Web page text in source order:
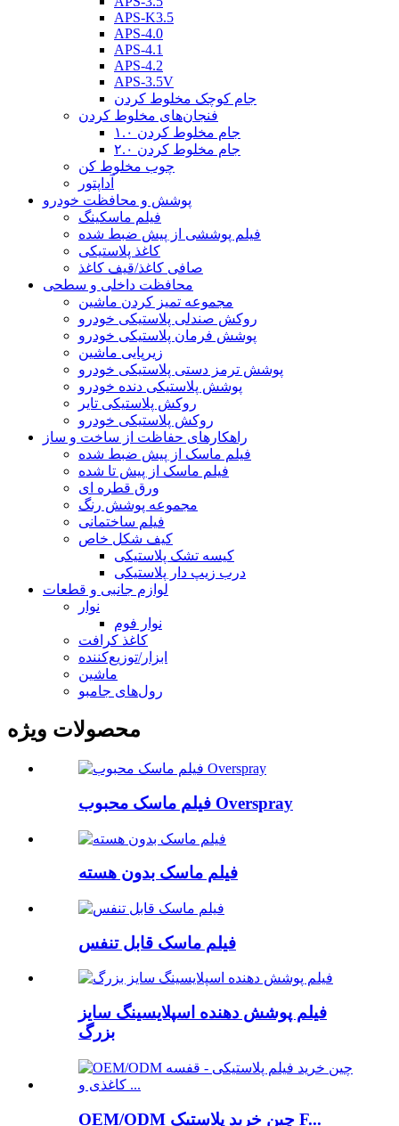
APS-K3.5
APS-4.0
APS-4.1
APS-4.2
APS-3.5V
جام کوچک مخلوط کردن
فنجان‌های مخلوط کردن
جام مخلوط کردن ۱.۰
جام مخلوط کردن ۲.۰
چوب مخلوط کن
آداپتور
پوشش و محافظت خودرو
فیلم ماسکینگ
فیلم پوششی از پیش ضبط شده
کاغذ پلاستیکی
صافی کاغذ/قیف کاغذ
محافظت داخلی و سطحی
مجموعه تمیز کردن ماشین
روکش صندلی پلاستیکی خودرو
پوشش فرمان پلاستیکی خودرو
زیرپایی ماشین
پوشش ترمز دستی پلاستیکی خودرو
پوشش پلاستیکی دنده خودرو
روکش پلاستیکی تایر
روکش پلاستیکی خودرو
راهکارهای حفاظت از ساخت و ساز
فیلم ماسک از پیش ضبط شده
فیلم ماسک از پیش تا شده
ورق قطره ای
مجموعه پوشش رنگ
فیلم ساختمانی
کیف شکل خاص
کیسه تشک پلاستیکی
درب زیپ دار پلاستیکی
لوازم جانبی و قطعات
نوار
نوار فوم
کاغذ کرافت
ابزار/توزیع‌کننده
ماشین
رول‌های جامبو
محصولات ویژه
فیلم ماسک محبوب Overspray
فیلم ماسک بدون هسته
فیلم ماسک قابل تنفس
فیلم پوشش دهنده اسپلایسینگ سایز
بزرگ
OEM/ODM چین خرید پلاستیک F...